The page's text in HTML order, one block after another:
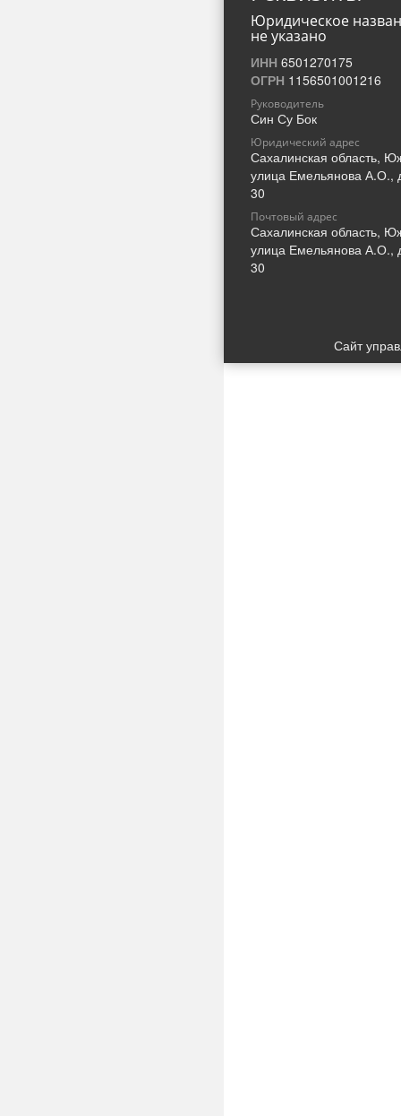
Юридическое
не указано
ИНН 6501270175
ОГРН 1156501001216
Руководитель
Син Су Бок
Юридический адрес
Сахалинская область,
улица Емельянова А.О.,
30
Почтовый адрес
Сахалинская область,
улица Емельянова А.О.,
30
Сайт